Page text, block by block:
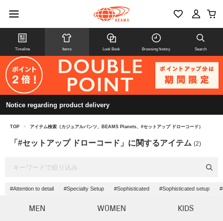
Timeline Items Look Book Browsing history Search
Notice regarding product delivery
TOP > アイテム検索（カジュアルパンツ、BEAMS Planets、#セットアップ ドローコード）
「#セットアップ ドローコード」に関するアイテム (2)
#Attention to detail #Specialty Setup #Sophisticated #Sophisticated setup
MEN WOMEN KIDS